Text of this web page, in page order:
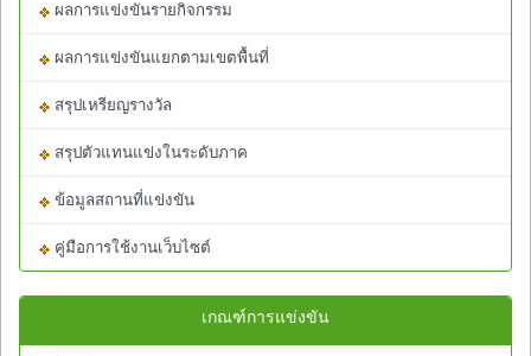
ผลการแข่งขันรายกิจกรรม
ผลการแข่งขันแยกตามเขตพื้นที่
สรุปเหรียญรางวัล
สรุปตัวแทนแข่งในระดับภาค
ข้อมูลสถานที่แข่งขัน
คู่มือการใช้งานเว็บไซต์
เกณฑ์การแข่งขัน